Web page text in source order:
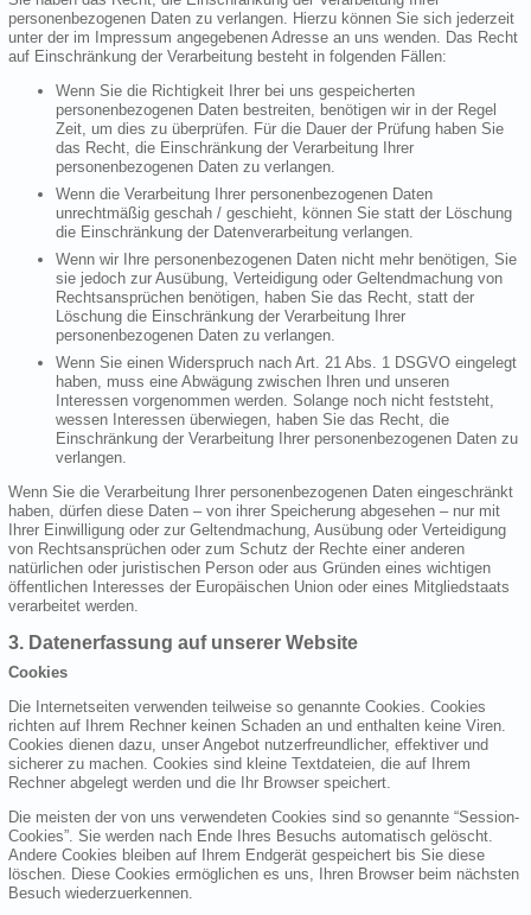
personenbezogenen Daten zu verlangen. Hierzu können Sie sich jederzeit
unter der im Impressum angegebenen Adresse an uns wenden. Das Recht
auf Einschränkung der Verarbeitung besteht in folgenden Fällen:
Wenn Sie die Richtigkeit Ihrer bei uns gespeicherten
personenbezogenen Daten bestreiten, benötigen wir in der Regel
Zeit, um dies zu überprüfen. Für die Dauer der Prüfung haben Sie
das Recht, die Einschränkung der Verarbeitung Ihrer
personenbezogenen Daten zu verlangen.
Wenn die Verarbeitung Ihrer personenbezogenen Daten
unrechtmäßig geschah / geschieht, können Sie statt der Löschung
die Einschränkung der Datenverarbeitung verlangen.
Wenn wir Ihre personenbezogenen Daten nicht mehr benötigen, Sie
sie jedoch zur Ausübung, Verteidigung oder Geltendmachung von
Rechtsansprüchen benötigen, haben Sie das Recht, statt der
Löschung die Einschränkung der Verarbeitung Ihrer
personenbezogenen Daten zu verlangen.
Wenn Sie einen Widerspruch nach Art. 21 Abs. 1 DSGVO eingelegt
haben, muss eine Abwägung zwischen Ihren und unseren
Interessen vorgenommen werden. Solange noch nicht feststeht,
wessen Interessen überwiegen, haben Sie das Recht, die
Einschränkung der Verarbeitung Ihrer personenbezogenen Daten zu
verlangen.
Wenn Sie die Verarbeitung Ihrer personenbezogenen Daten eingeschränkt
haben, dürfen diese Daten – von ihrer Speicherung abgesehen – nur mit
Ihrer Einwilligung oder zur Geltendmachung, Ausübung oder Verteidigung
von Rechtsansprüchen oder zum Schutz der Rechte einer anderen
natürlichen oder juristischen Person oder aus Gründen eines wichtigen
öffentlichen Interesses der Europäischen Union oder eines Mitgliedstaats
verarbeitet werden.
3. Datenerfassung auf unserer Website
Cookies
Die Internetseiten verwenden teilweise so genannte Cookies. Cookies
richten auf Ihrem Rechner keinen Schaden an und enthalten keine Viren.
Cookies dienen dazu, unser Angebot nutzerfreundlicher, effektiver und
sicherer zu machen. Cookies sind kleine Textdateien, die auf Ihrem
Rechner abgelegt werden und die Ihr Browser speichert.
Die meisten der von uns verwendeten Cookies sind so genannte “Session-
Cookies”. Sie werden nach Ende Ihres Besuchs automatisch gelöscht.
Andere Cookies bleiben auf Ihrem Endgerät gespeichert bis Sie diese
löschen. Diese Cookies ermöglichen es uns, Ihren Browser beim nächsten
Besuch wiederzuerkennen.